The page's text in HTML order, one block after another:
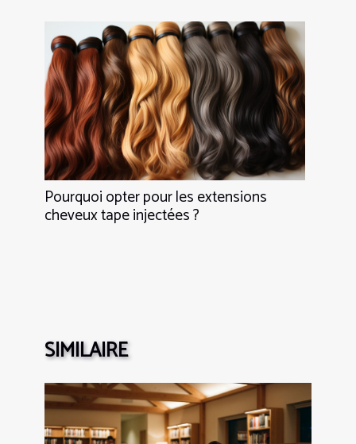
Pourquoi opter pour les extensions
cheveux tape injectées ?
SIMILAIRE